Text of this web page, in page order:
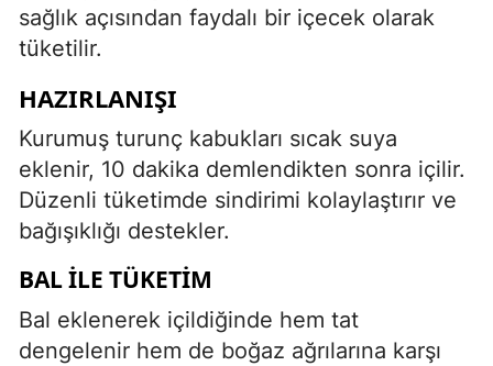
sağlık açısından faydalı bir içecek olarak
tüketilir.
HAZIRLANIŞI
Kurumuş turunç kabukları sıcak suya
eklenir, 10 dakika demlendikten sonra içilir.
Düzenli tüketimde sindirimi kolaylaştırır ve
bağışıklığı destekler.
BAL İLE TÜKETIM
Bal eklenerek içildiğinde hem tat
dengelenir hem de boğaz ağrılarına karşı